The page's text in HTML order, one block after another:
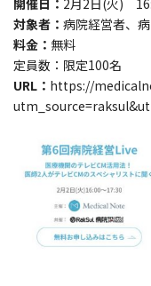
対象者： 病院経営者、
料金： 無料
定員数：限定100名
URL： https://